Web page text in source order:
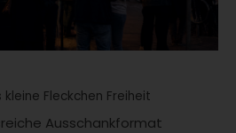
Fleckchen Freiheit
Ausschankformat